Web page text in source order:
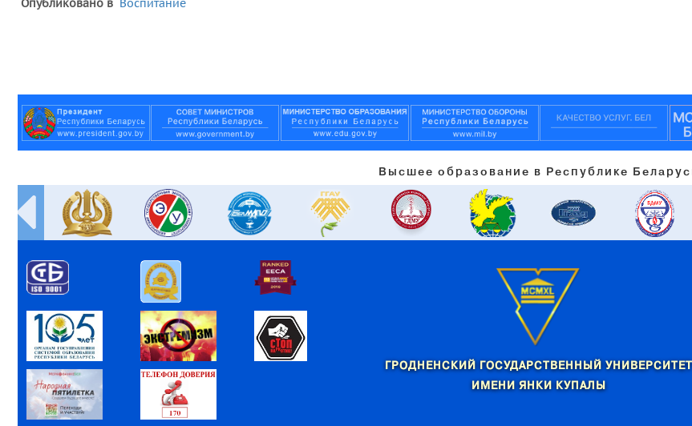
Опубликовано в Воспитание
Высшее образование в Республике
ГРОДНЕНСКИЙ ГОСУДАРСТВЕННЫЙ УНИВЕРСИТЕТ
ИМЕНИ ЯНКИ КУПАЛЫ